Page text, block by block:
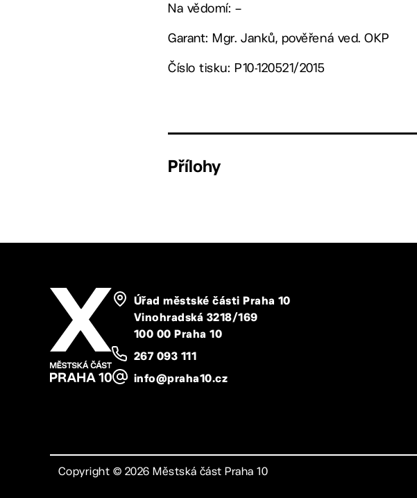
Na vědomí: –
Garant: Mgr. Janků, pověřená ved. OKP
Číslo tisku: P10-120521/2015
Přílohy
Úřad městské části Praha 10
Vinohradská 3218/169
100 00 Praha 10
267 093 111
info@praha10.cz
Copyright © 2026 Městská část Praha 10